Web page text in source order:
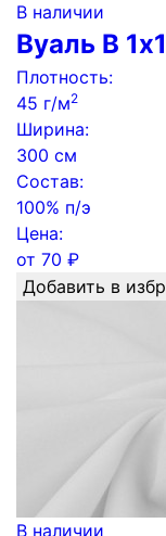
В наличии
Вуаль B 1х1
Плотность:
45 г/м2
Ширина:
300 см
Состав:
100% п/э
Цена:
от 70 ₽
Добавить в
В наличии